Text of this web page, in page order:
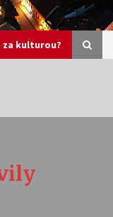
za kulturou?
Stávám se